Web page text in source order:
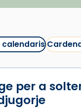
una
itual
IA
calendaris
per a